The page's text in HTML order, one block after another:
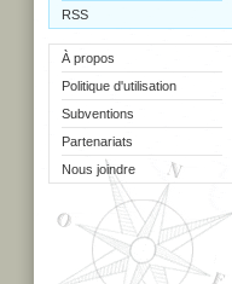
RSS
À propos
Politique d'utilisation
Subventions
Partenariats
Nous joindre